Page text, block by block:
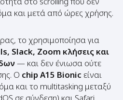
το χρησιμοποίησα για
— και δεν ένιωσα ούτε
Οchip A15 Bionicείναι
και το multitasking μεταξύ
σε σύνδεση) και Safari